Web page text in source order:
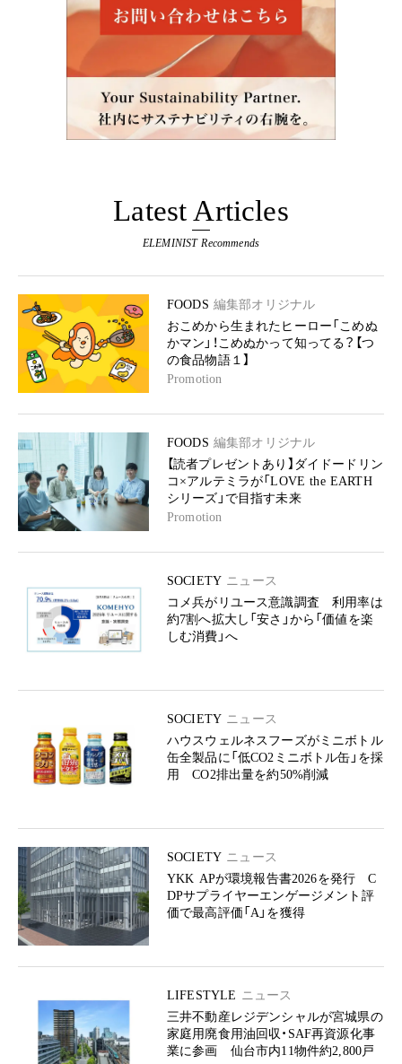
Latest Articles
ELEMINIST Recommends
FOODS 編集部オリジナル
おこめから生まれたヒーロー「こめぬ
かマン」！こめぬかって知ってる？【つ
の食品物語１】
Promotion
FOODS 編集部オリジナル
【読者プレゼントあり】ダイドードリン
コ×アルテミラが「LOVE the EARTH
シリーズ」で目指す未来
Promotion
SOCIETY ニュース
コメ兵がリユース意識調査 利用率は
約7割へ拡大し「安さ」から「価値を楽
しむ消費」へ
SOCIETY ニュース
ハウスウェルネスフーズがミニボトル
缶全製品に「低CO2ミニボトル缶」を採
用 CO2排出量を約50%削減
SOCIETY ニュース
YKK APが環境報告書2026を発行 C
DPサプライヤーエンゲージメント評
価で最高評価「A」を獲得
LIFESTYLE ニュース
三井不動産レジデンシャルが宮城県の
家庭用廃食用油回収・SAF再資源化事
業に参画 仙台市内11物件約2,800戸